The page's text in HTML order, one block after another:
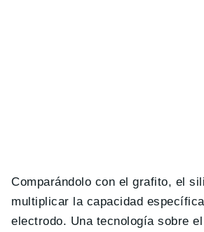
Comparándolo con el grafito, el
multiplicar la capacidad
electrodo. Una tecnología sobre